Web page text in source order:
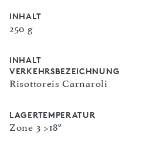
INHALT
250 g
INHALT
VERKEHRSBEZEICHNUNG
Risottoreis Carnaroli
LAGERTEMPERATUR
Zone 3 >18°